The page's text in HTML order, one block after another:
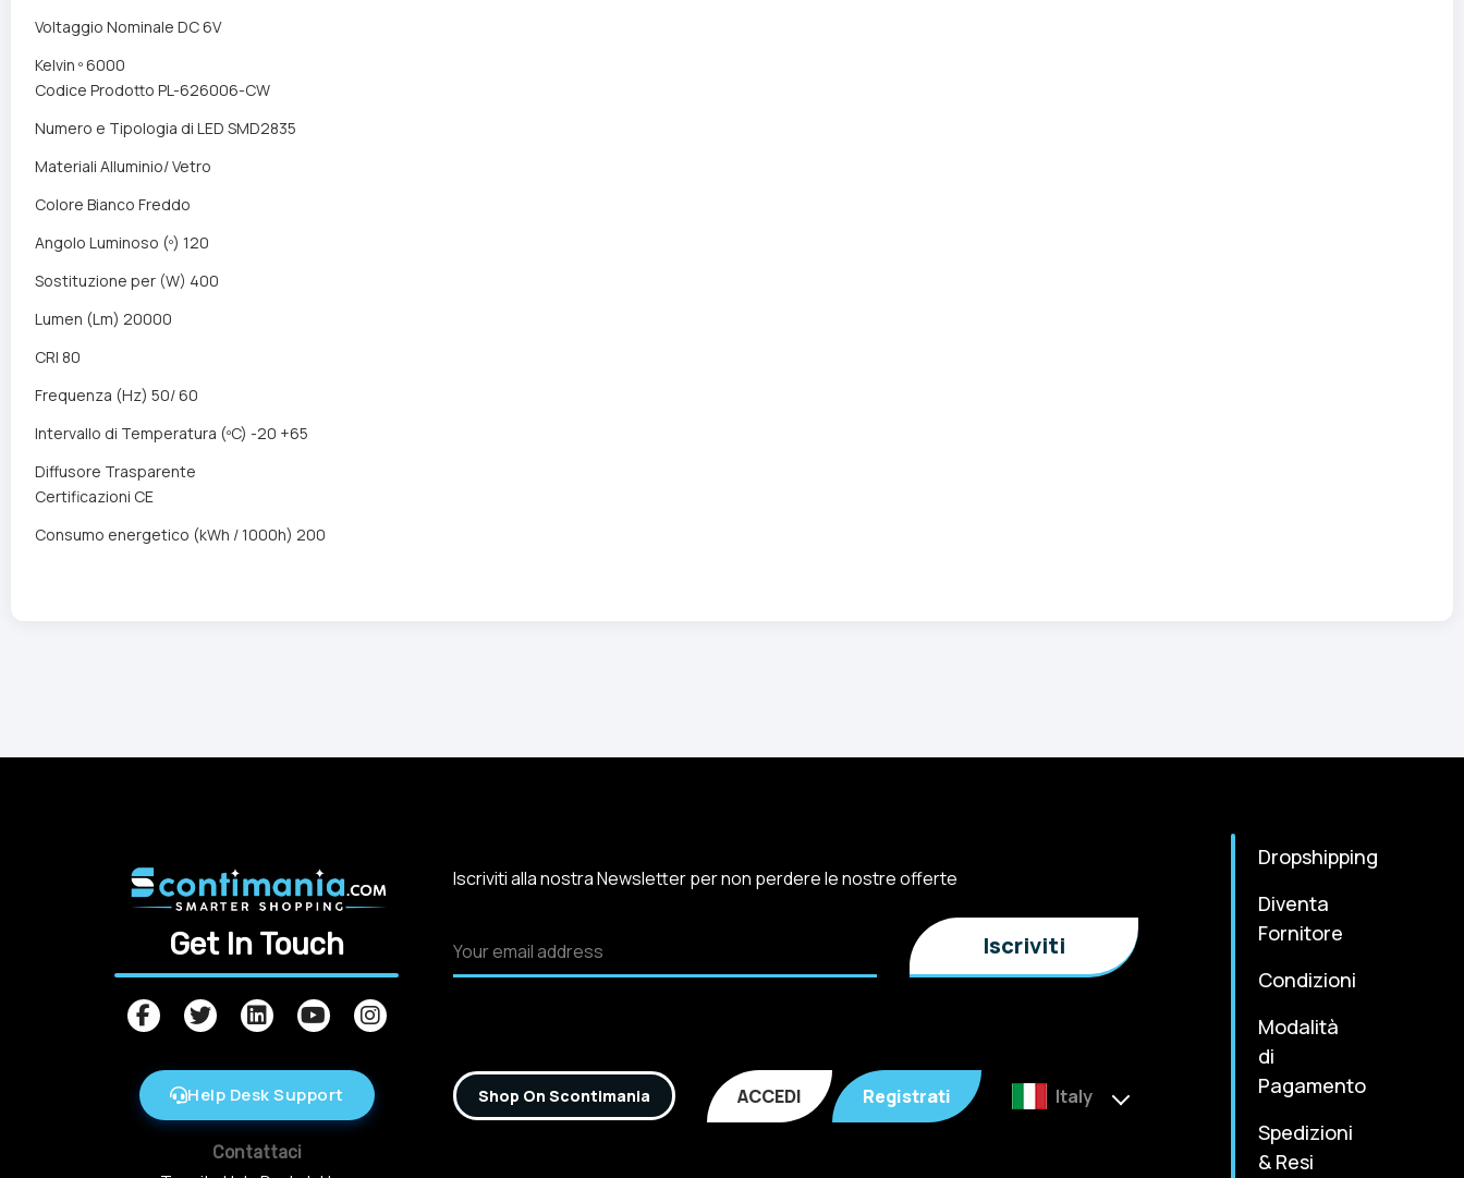
Voltaggio Nominale DC 6V
Kelvin º 6000
Codice Prodotto PL-626006-CW
Numero e Tipologia di LED SMD2835
Materiali Alluminio/ Vetro
Colore Bianco Freddo
Angolo Luminoso (º) 120
Sostituzione per (W) 400
Lumen (Lm) 20000
CRI 80
Frequenza (Hz) 50/ 60
Intervallo di Temperatura (ºC) -20 +65
Diffusore Trasparente
Certificazioni CE
Consumo energetico (kWh / 1000h) 200
Get In Touch
Help Desk Support
Contattaci
Iscriviti alla nostra Newsletter per non perdere le nostre offerte
Shop On Scontimania ACCEDI Registrati Italy
Dropshipping
Diventa
Fornitore
Condizioni
Modalità
di
Pagamento
Spedizioni
& Resi